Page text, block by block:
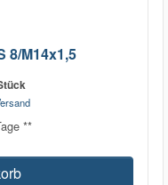
8/M14x1,5
**